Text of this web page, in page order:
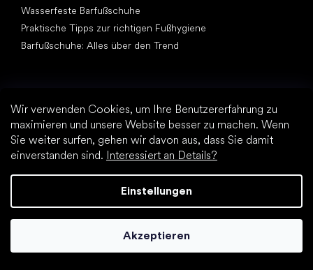
Wir verwenden Cookies, um Ihre Benutzererfahrung zu
maximieren und unsere Website besser zu machen. Wenn
Sie weiter surfen, gehen wir davon aus, dass Sie damit
einverstanden sind. Interessiert an Details?
Einstellungen
Akzeptieren
Wasserfeste Barfußschuhe
Praktische Tipps zur richtigen Fußhygiene
Barfußschuhe: Alles über den Trend
Andere Kategorien
Sockenschuhe